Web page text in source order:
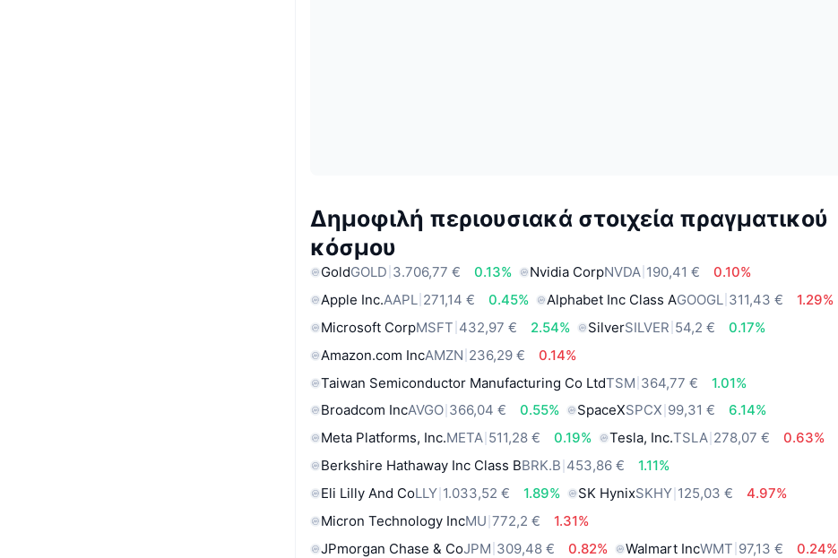
Δημοφιλή περιουσιακά στοιχεία πραγματικού
κόσμου
GoldGOLD 3.706,77 € 0.13% Nvidia CorpNVDA 190,41 €
0.10%
Apple Inc.AAPL 271,14 € 0.45% Alphabet Inc Class AGOOGL 311,43 €
1.29%
Microsoft CorpMSFT 432,97 € 2.54% SilverSILVER 54,2 €
0.17%
Amazon.com IncAMZN 236,29 €
0.14%
Taiwan Semiconductor Manufacturing Co LtdTSM 364,77 €
1.01%
Broadcom IncAVGO 366,04 € 0.55% SpaceXSPCX 99,31 €
6.14%
Meta Platforms, Inc.META 511,28 € 0.19% Tesla, Inc.TSLA 278,07 €
0.63%
Berkshire Hathaway Inc Class BBRK.B 453,86 €
1.11%
Eli Lilly And CoLLY 1.033,52 € 1.89% SK HynixSKHY 125,03 €
4.97%
Micron Technology IncMU 772,2 €
1.31%
JPmorgan Chase & CoJPM 309,48 € 0.82% Walmart IncWMT 97,13 € 0.24%